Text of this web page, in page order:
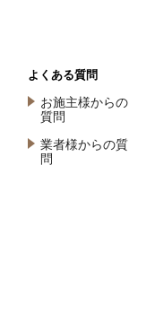
よくある質問
お施主様からの
質問
業者様からの質
問